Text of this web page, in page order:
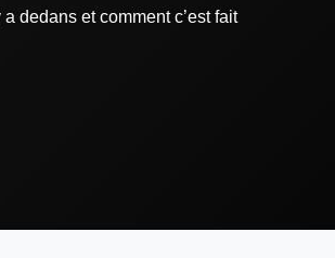
dedans et comment c’est fait